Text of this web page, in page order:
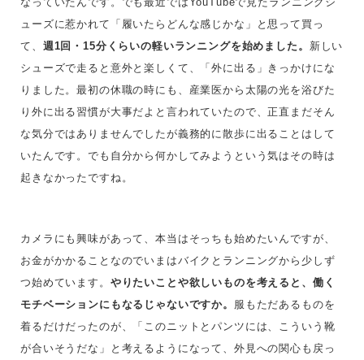
ューズに惹かれて「履いたらどんな感じかな」と思って買っ
て、 週1回・15分くらいの軽いランニングを始めました。 新しい
シューズで走ると意外と楽しくて、「外に出る」きっかけにな
りました。最初の休職の時にも、産業医から太陽の光を浴びた
り外に出る習慣が大事だよと言われていたので、正直まだそん
な気分ではありませんでしたが義務的に散歩に出ることはして
いたんです。でも自分から何かしてみようという気はその時は
起きなかったですね。
カメラにも興味があって、本当はそっちも始めたいんですが、
お金がかかることなのでいまはバイクとランニングから少しず
つ始めています。 やりたいことや欲しいものを考えると、働く
モチベーションにもなるじゃないですか。 服もただあるものを
着るだけだったのが、「このニットとパンツには、こういう靴
が合いそうだな」と考えるようになって、外見への関心も戻っ